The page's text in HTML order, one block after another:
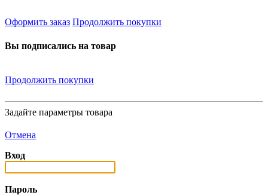
Оформить заказ Продолжить покупки
Вы подписались на товар
Продолжить покупки
Задайте параметры товара
Отмена
Вход
Пароль